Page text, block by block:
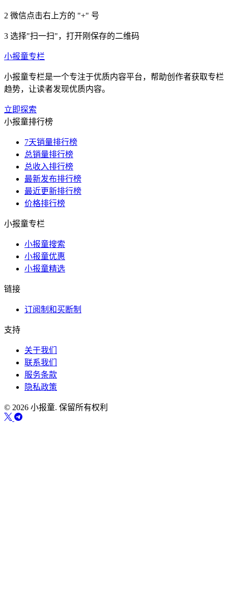
2 微信点击右上方的 "+" 号
3 选择"扫一扫"，打开刚保存的二维码
小报童专栏
小报童专栏是一个专注于优质内容平台，帮助创作者获取专栏
趋势，让读者发现优质内容。
立即探索
小报童排行榜
7天销量排行榜
总销量排行榜
总收入排行榜
最新发布排行榜
最近更新排行榜
价格排行榜
小报童专栏
小报童搜索
小报童优惠
小报童精选
链接
订阅制和买断制
支持
关于我们
联系我们
服务条款
隐私政策
© 2026 小报童. 保留所有权利